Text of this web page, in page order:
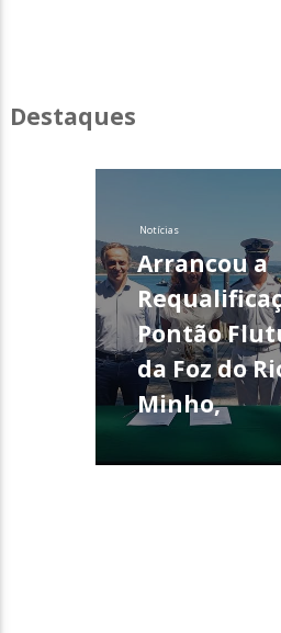
Destaques
Notícias
Arrancou a
Pontão
da Foz do
Minho,